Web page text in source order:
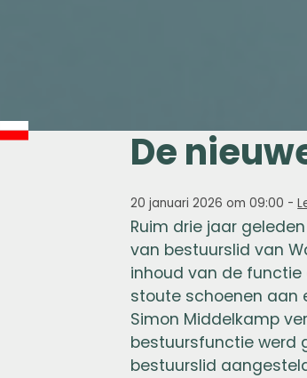
De
20 januari 2026 om 09:00 -
Ruim drie jaar
van bestuurslid van
inhoud van de functie
stoute schoenen aan
Simon Middelkamp
bestuursfunctie werd
bestuurslid